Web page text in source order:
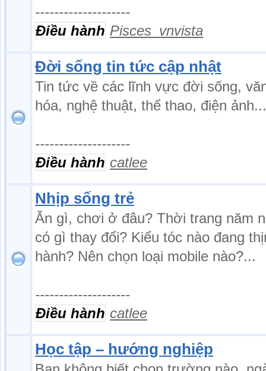
--------------------
Điều hành Pisces_vnvista
Đời sống tin tức cập nhật
Tin tức về các lĩnh vực đời sống,
hóa, nghệ thuật, thể thao, điện ảnh...
--------------------
Điều hành catlee
Nhịp sống trẻ
Ăn gì, chơi ở đâu? Thời trang năm
có gì thay đổi? Kiểu tóc nào đang
hành? Nên chọn loại mobile nào?...
--------------------
Điều hành catlee
Học tập – hướng nghiệp